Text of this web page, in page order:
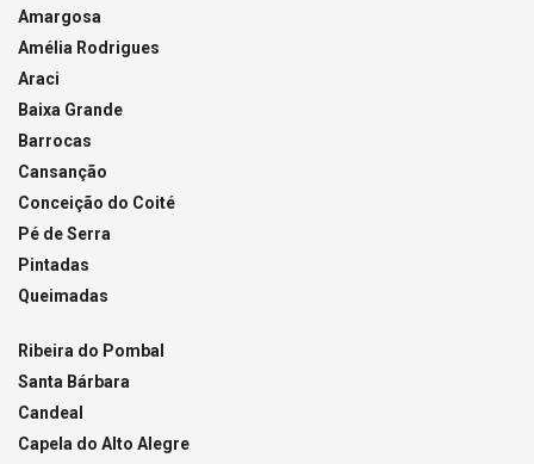
Amargosa
Amélia Rodrigues
Araci
Baixa Grande
Barrocas
Cansanção
Conceição do Coité
Pé de Serra
Pintadas
Queimadas
Ribeira do Pombal
Santa Bárbara
Candeal
Capela do Alto Alegre